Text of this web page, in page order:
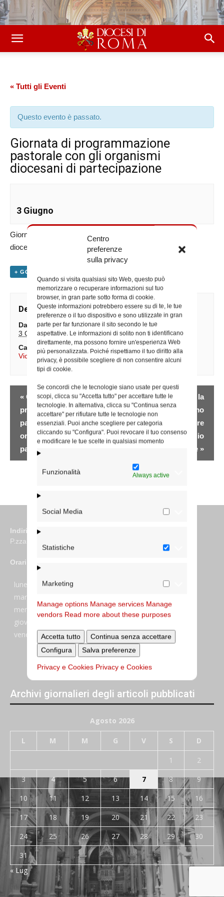
Centro
preferenze
sulla privacy
Quando si visita qualsiasi sito Web, questo può
memorizzare o recuperare informazioni sul tuo
browser, in gran parte sotto forma di cookie.
Queste informazioni potrebbero essere su di te, le tue
preferenze o il tuo dispositivo e sono utilizzate in gran
parte per far funzionare il sito secondo le tue
aspettative. Le informazioni di solito non ti identificano
direttamente, ma possono fornire un'esperienza Web
più personalizzata. Poiché rispettiamo il tuo diritto alla
privacy, è possibile scegliere di non consentire alcuni
tipi di cookie.
Se concordi che le tecnologie siano usate per questi
scopi, clicca su "Accetta tutto" per accettare tutte le
tecnologie. In alternativa, clicca su "Continua senza
accettare" per rifiutare tutte le tecnologie non
essenziali. Puoi anche scegliere per categoria
cliccando su "Configura". Puoi revocare il tuo consenso
e modificare le tue scelte in qualsiasi momento
Funzionalità Always active
Social Media
Statistiche
Marketing
Manage options Manage services Manage
vendors Read more about these purposes
Accetta tutto
Continua senza accettare
Configura
Salva preferenze
Privacy e Cookies Privacy e Cookies
« Tutti gli Eventi
Questo evento è passato.
Giornata di programmazione
pastorale con gli organismi
diocesani di partecipazione
3 Giugno
Giornata di programmazione pastorale con gli organismi
diocesani di partecipazione
+ GOOGLE CALENDAR
Dettagli
Data:
3 Giugno
Categoria Evento:
Vicario Generale
Evento
Navigazione
« Giornata di
programmazione
pastorale con gli
organismi diocesani di
partecipazione
Santa Messa presso la
parrocchia Santissimo
Crocifisso e a seguire
incontra il consiglio
pastorale »
Indirizzo
P.zza S. Giovanni in Laterano 6 00184 Roma
Orari
lunedi:
martedi:
mercoledi:
7:45–13:15 e 14:00-17:30
giovedi:
venerdi:
7:45–13:45
Archivi giornalieri degli articoli pubblicati
Agosto 2026
L M M G V S D
1
2
3
4 5 6 7 8
9
10
11 12 13 14 15
16
17
18 19 20 21 22
23
24
25 26 27 28 29
30
31
« Lug